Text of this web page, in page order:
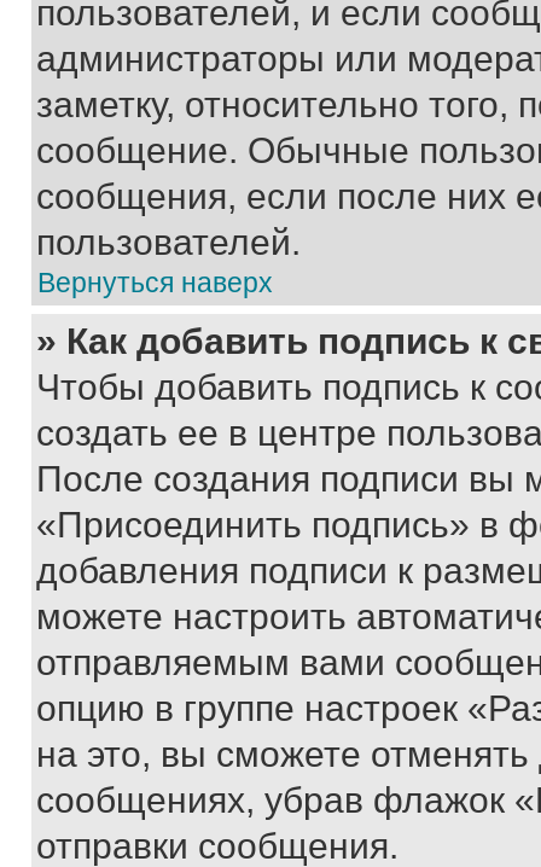
пользователей, и если
администраторы или
заметку, относительно
сообщение. Обычные
сообщения, если после них
пользователей.
Вернуться наверх
» Как добавить подпись к
Чтобы добавить подпись к
создать ее в центре
После создания подписи вы
«Присоединить подпись» в
добавления подписи к
можете настроить
отправляемым вами
опцию в группе настроек
на это, вы сможете
сообщениях, убрав флажок
отправки сообщения.